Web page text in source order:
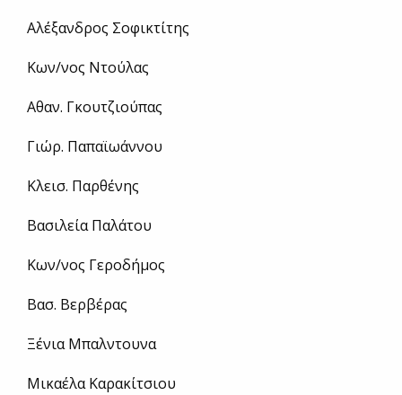
Αλέξανδρος Σοφικτίτης
Κων/νος Ντούλας
Αθαν. Γκουτζιούπας
Γιώρ. Παπαϊωάννου
Κλεισ. Παρθένης
Βασιλεία Παλάτου
Κων/νος Γεροδήμος
Βασ. Βερβέρας
Ξένια Μπαλντουνα
Μικαέλα Καρακίτσιου